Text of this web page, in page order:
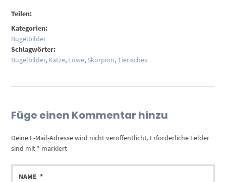
Teilen:
Kategorien:
Bügelbilder
Schlagwörter:
Bügelbilder, Katze, Löwe, Skorpion,Tierisches
Füge einen Kommentar hinzu
Deine E-Mail-Adresse wird nicht veröffentlicht. Erforderliche Felder
sind mit * markiert
NAME